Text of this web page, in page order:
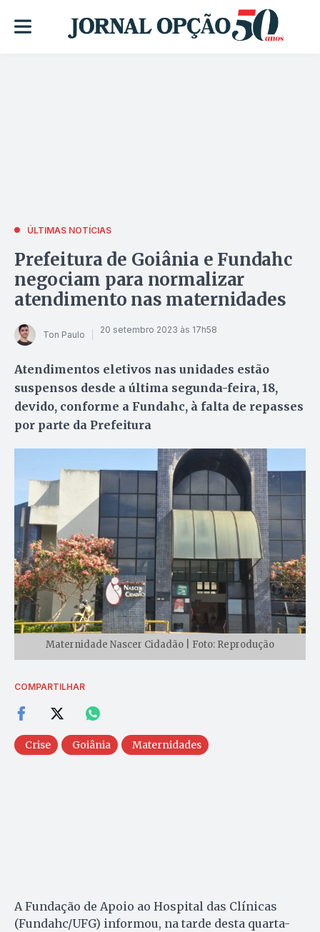
ÚLTIMAS NOTÍCIAS
Prefeitura de Goiânia e Fundahc
negociam para normalizar
atendimento nas maternidades
Ton Paulo 20 setembro 2023 às 17h58
Atendimentos eletivos nas unidades estão
suspensos desde a última segunda-feira, 18,
devido, conforme a Fundahc, à falta de repasses
por parte da Prefeitura
Maternidade Nascer Cidadão | Foto: Reprodução
COMPARTILHAR
Crise Goiânia Maternidades
A Fundação de Apoio ao Hospital das Clínicas
(Fundahc/UFG) informou, na tarde desta quarta-